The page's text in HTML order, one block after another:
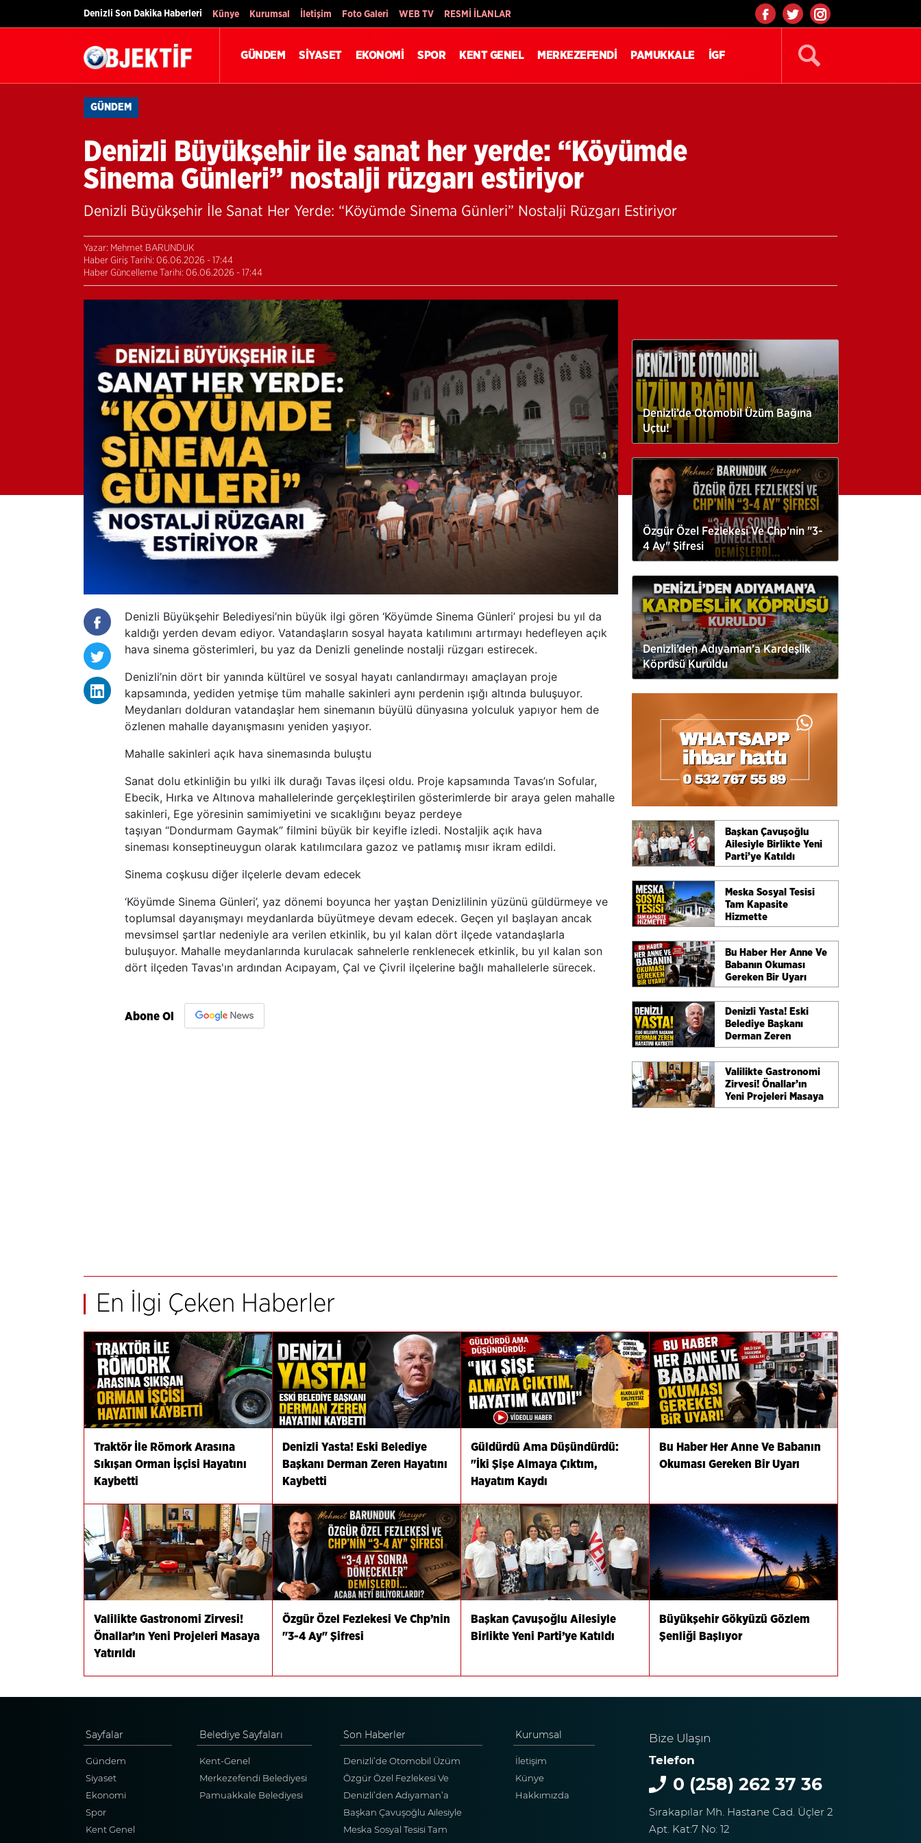
Denizli Son Dakika Haberleri Künye Kurumsal İletişim Foto Galeri WEB TV RESMİ İLANLAR
GÜNDEM SİYASET EKONOMİ SPOR KENT GENEL MERKEZEFENDİ PAMUKKALE İGF
GÜNDEM
Denizli Büyükşehir ile sanat her yerde: “Köyümde
Sinema Günleri” nostalji rüzgarı estiriyor
Denizli Büyükşehir İle Sanat Her Yerde: “Köyümde Sinema Günleri” Nostalji Rüzgarı Estiriyor
Yazar: Mehmet BARUNDUK
Haber Giriş Tarihi: 06.06.2026 - 17:44
Haber Güncelleme Tarihi: 06.06.2026 - 17:44
Denizli Büyükşehir Belediyesi’nin büyük ilgi gören ‘Köyümde Sinema Günleri’ projesi bu yıl da
kaldığı yerden devam ediyor. Vatandaşların sosyal hayata katılımını artırmayı hedefleyen açık
hava sinema gösterimleri, bu yaz da Denizli genelinde nostalji rüzgarı estirecek.
Denizli’nin dört bir yanında kültürel ve sosyal hayatı canlandırmayı amaçlayan proje
kapsamında, yediden yetmişe tüm mahalle sakinleri aynı perdenin ışığı altında buluşuyor.
Meydanları dolduran vatandaşlar hem sinemanın büyülü dünyasına yolculuk yapıyor hem de
özlenen mahalle dayanışmasını yeniden yaşıyor.
Mahalle sakinleri açık hava sinemasında buluştu
Sanat dolu etkinliğin bu yılki ilk durağı Tavas ilçesi oldu. Proje kapsamında Tavas’ın Sofular,
Ebecik, Hırka ve Altınova mahallelerinde gerçekleştirilen gösterimlerde bir araya gelen mahalle
sakinleri, Ege yöresinin samimiyetini ve sıcaklığını beyaz perdeye
taşıyan “Dondurmam Gaymak” filmini büyük bir keyifle izledi. Nostaljik açık hava
sineması konseptineuygun olarak katılımcılara gazoz ve patlamış mısır ikram edildi.
Sinema coşkusu diğer ilçelerle devam edecek
‘Köyümde Sinema Günleri’, yaz dönemi boyunca her yaştan Denizlilinin yüzünü güldürmeye ve
toplumsal dayanışmayı meydanlarda büyütmeye devam edecek. Geçen yıl başlayan ancak
mevsimsel şartlar nedeniyle ara verilen etkinlik, bu yıl kalan dört ilçede vatandaşlarla
buluşuyor. Mahalle meydanlarında kurulacak sahnelerle renklenecek etkinlik, bu yıl kalan son
dört ilçeden Tavas'ın ardından Acıpayam, Çal ve Çivril ilçelerine bağlı mahallelerle sürecek.
Abone Ol
Denizli’de Otomobil Üzüm Bağına
Uçtu!
Özgür Özel Fezlekesi Ve Chp’nin "3-
4 Ay" Şifresi
Denizli’den Adıyaman’a Kardeşlik
Köprüsü Kuruldu
Başkan Çavuşoğlu
Ailesiyle Birlikte Yeni
Parti’ye Katıldı
Meska Sosyal Tesisi
Tam Kapasite
Hizmette
Bu Haber Her Anne Ve
Babanın Okuması
Gereken Bir Uyarı
Denizli Yasta! Eski
Belediye Başkanı
Derman Zeren
Hayatını Kaybetti
Valilikte Gastronomi
Zirvesi! Önallar’ın
Yeni Projeleri Masaya
Yatırıldı
En İlgi Çeken Haberler
Traktör İle Römork Arasına
Sıkışan Orman İşçisi Hayatını
Kaybetti
Denizli Yasta! Eski Belediye
Başkanı Derman Zeren Hayatını
Kaybetti
Güldürdü Ama Düşündürdü:
"İki Şişe Almaya Çıktım,
Hayatım Kaydı
Bu Haber Her Anne Ve Babanın
Okuması Gereken Bir Uyarı
Valilikte Gastronomi Zirvesi!
Önallar’ın Yeni Projeleri Masaya
Yatırıldı
Özgür Özel Fezlekesi Ve Chp’nin
"3-4 Ay" Şifresi
Başkan Çavuşoğlu Ailesiyle
Birlikte Yeni Parti’ye Katıldı
Büyükşehir Gökyüzü Gözlem
Şenliği Başlıyor
Sayfalar
Gündem
Siyaset
Ekonomi
Spor
Kent Genel
Belediye Sayfaları
Kent-Genel
Merkezefendi Belediyesi
Pamuakkale Belediyesi
Son Haberler
Denizli’de Otomobil Üzüm
Bağına Uçtu!
Özgür Özel Fezlekesi Ve
Chp’nin "3-4 Ay" Şifresi
Denizli’den Adıyaman’a
Kardeşlik Köprüsü Kuruldu
Başkan Çavuşoğlu Ailesiyle
Birlikte Yeni Parti’ye Katıldı
Meska Sosyal Tesisi Tam
Kurumsal
İletişim
Künye
Hakkımızda
Bize Ulaşın
Telefon
0 (258) 262 37 36
Sırakapılar Mh. Hastane Cad. Üçler 2
Apt. Kat:7 No: 12